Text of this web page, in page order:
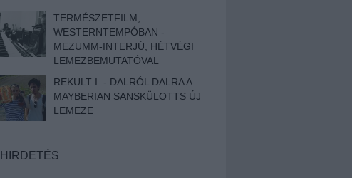
TERMÉSZETFILM,
WESTERNTEMPÓBAN -
MEZUMM-INTERJÚ, HÉTVÉGI
LEMEZBEMUTATÓVAL
REKULT I. - DALRÓL DALRA A
MAYBERIAN SANSKÜLOTTS ÚJ
LEMEZE
HIRDETÉS